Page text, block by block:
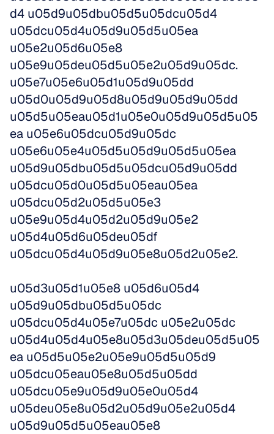
d4 u05d9u05dbu05d5u05dcu05d4
u05dcu05d4u05d9u05d5u05ea
u05e2u05d6u05e8
u05e9u05deu05d5u05e2u05d9u05dc.
u05e7u05e6u05d1u05d9u05dd
u05d0u05d9u05d8u05d9u05d9u05dd
u05d5u05eau05d1u05e0u05d9u05d5u05
ea u05e6u05dcu05d9u05dc
u05e6u05e4u05d5u05d9u05d5u05ea
u05d9u05dbu05d5u05dcu05d9u05dd
u05dcu05d0u05d5u05eau05ea
u05dcu05d2u05d5u05e3
u05e9u05d4u05d2u05d9u05e2
u05d4u05d6u05deu05df
u05dcu05d4u05d9u05e8u05d2u05e2.
u05d3u05d1u05e8 u05d6u05d4
u05d9u05dbu05d5u05dc
u05dcu05d4u05e7u05dc u05e2u05dc
u05d4u05d4u05e8u05d3u05deu05d5u05
ea u05d5u05e2u05e9u05d5u05d9
u05dcu05eau05e8u05d5u05dd
u05dcu05e9u05d9u05e0u05d4
u05deu05e8u05d2u05d9u05e2u05d4
u05d9u05d5u05eau05e8